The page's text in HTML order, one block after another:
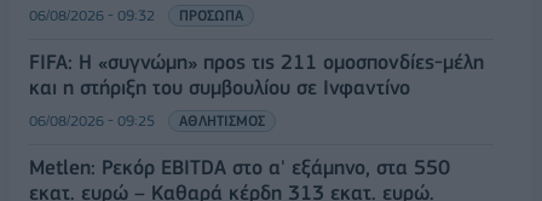
06/08/2026 - 09:32 ΠΡΟΣΩΠΑ
FIFA: Η «συγνώμη» προς τις 211 ομοσπονδίες-μέλη
και η στήριξη του συμβουλίου σε Ινφαντίνο
06/08/2026 - 09:25 ΑΘΛΗΤΙΣΜΟΣ
Metlen: Ρεκόρ EBITDA στο α' εξάμηνο, στα 550
εκατ. ευρώ – Καθαρά κέρδη 313 εκατ. ευρώ.